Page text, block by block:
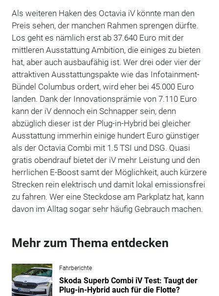
Als weiteren Haken des Octavia iV könnte man den
Preis sehen, der manchen Rahmen sprengen dürfte.
Los geht es nämlich erst ab 37.640 Euro mit der
mittleren Ausstattung Ambition, die einiges zu bieten
hat, aber auch ausbaufähig ist. Wer drei oder vier der
attraktiven Ausstattungspakte wie das Infotainment-
Bündel Columbus ordert, wird eher bei 45.000 Euro
landen. Dank der Innovationsprämie von 7.110 Euro
kann der iV dennoch ein Schnapper sein, denn
abzüglich dieser ist der Plug-in-Hybrid bei gleicher
Ausstattung immerhin einige hundert Euro günstiger
als der Octavia Combi mit 1.5 TSI und DSG. Quasi
gratis obendrauf bietet der iV mehr Leistung und den
herrlichen E-Boost samt der Möglichkeit, auch kürzere
Strecken rein elektrisch und damit lokal emissionsfrei
zu fahren. Wer eine Steckdose am Parkplatz hat, kann
davon im Alltag sogar sehr häufig Gebrauch machen.
Mehr zum Thema entdecken
Fahrberichte
Skoda Superb Combi iV Test: Taugt der
Plug-in-Hybrid auch für die Flotte?